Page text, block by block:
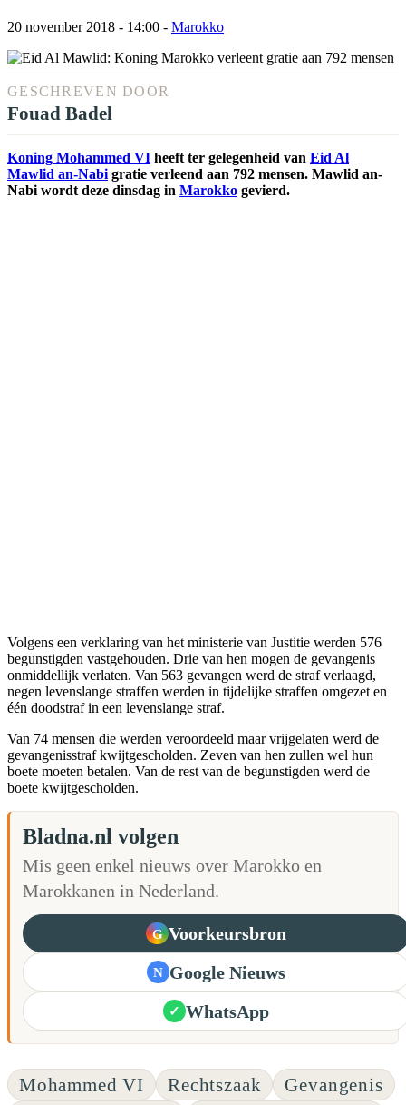
20 november 2018 - 14:00 - Marokko
GESCHREVEN DOOR
Fouad Badel
Koning Mohammed VI heeft ter gelegenheid van Eid Al
Mawlid an-Nabi gratie verleend aan 792 mensen. Mawlid an-
Nabi wordt deze dinsdag in Marokko gevierd.
Volgens een verklaring van het ministerie van Justitie werden 576
begunstigden vastgehouden. Drie van hen mogen de gevangenis
onmiddellijk verlaten. Van 563 gevangen werd de straf verlaagd,
negen levenslange straffen werden in tijdelijke straffen omgezet en
één doodstraf in een levenslange straf.
Van 74 mensen die werden veroordeeld maar vrijgelaten werd de
gevangenisstraf kwijtgescholden. Zeven van hen zullen wel hun
boete moeten betalen. Van de rest van de begunstigden werd de
boete kwijtgescholden.
Bladna.nl volgen
Mis geen enkel nieuws over Marokko en
Marokkanen in Nederland.
G Voorkeursbron
N Google Nieuws
✓ WhatsApp
Mohammed VI Rechtszaak
Gevangenis